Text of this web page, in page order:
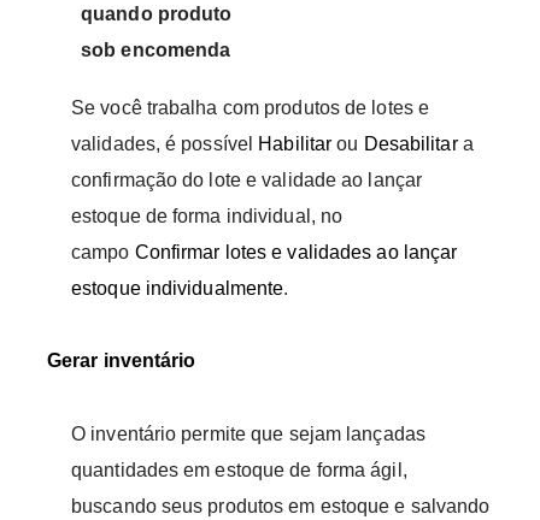
quando produto
sob encomenda
Se você trabalha com produtos de lotes e
validades, é possível Habilitar ou Desabilitara
confirmação do lote e validade ao lançar
estoque de forma individual, no
campo Confirmar lotes e validades ao lançar
estoque individualmente.
Gerar inventário
O inventário permite que sejam lançadas
quantidades em estoque de forma ágil,
buscando seus produtos em estoque e salvando